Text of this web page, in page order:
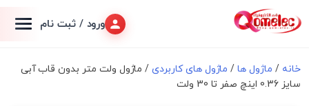
ورود / ثبت نام
خانه / ماژول ها/ ماژول های کاربردی/ ماژول ولت متر بدون قاب آبی
سایز 0.36 اینچ صفر تا 30 ولت